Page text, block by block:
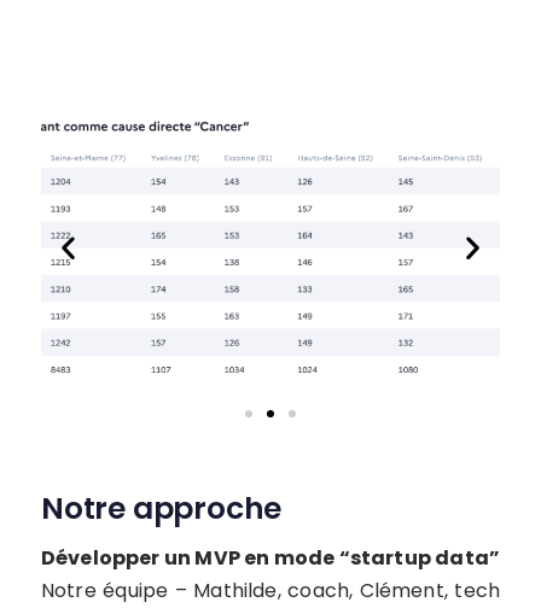
Notre approche
Développer un MVP en mode “startup data”
Notre équipe – Mathilde, coach, Clément, tech